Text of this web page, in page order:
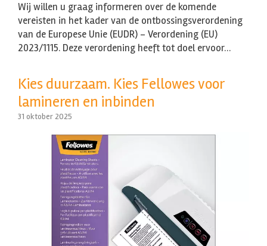
Wij willen u graag informeren over de komende
vereisten in het kader van de ontbossingsverordening
van de Europese Unie (EUDR) – Verordening (EU)
2023/1115. Deze verordening heeft tot doel ervoor…
Kies duurzaam. Kies Fellowes voor
lamineren en inbinden
31 oktober 2025